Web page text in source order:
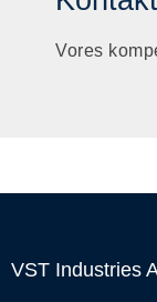
Vores
VST Industries